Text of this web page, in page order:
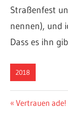
Straßenfest
nennen), und
Dass es ihn
2018
Vorheriger
Vertrauen ade!